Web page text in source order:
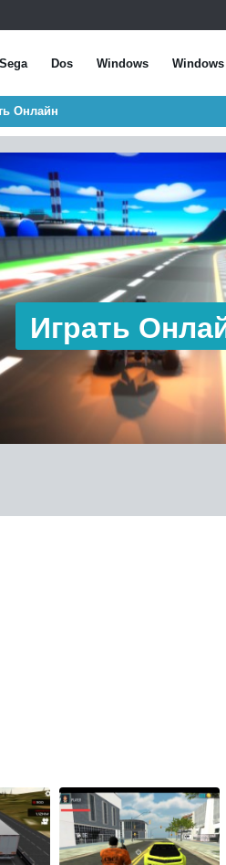
Sega Dos Windows
Онлайн
Играть